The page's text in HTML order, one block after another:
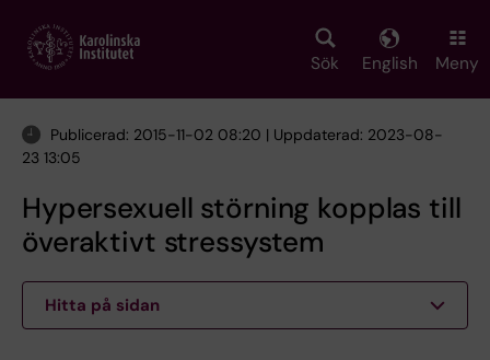
main
Sök English Meny
Publicerad: 2015-11-02 08:20 | Uppdaterad: 2023-08-
23 13:05
Hypersexuell störning kopplas till
överaktivt stressystem
Hitta på sidan